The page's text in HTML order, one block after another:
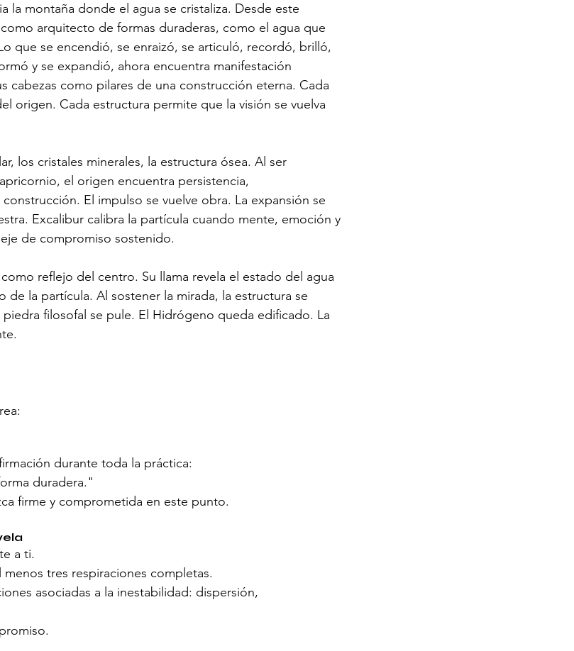
la montaña donde el agua se cristaliza. Desde este
arquitecto de formas duraderas, como el agua que
que se encendió, se enraizó, se articuló, recordó, brilló,
y se expandió, ahora encuentra manifestación
cabezas como pilares de una construcción eterna. Cada
origen. Cada estructura permite que la visión se vuelva
los cristales minerales, la estructura ósea. Al ser
el origen encuentra persistencia,
El impulso se vuelve obra. La expansión se
Excalibur calibra la partícula cuando mente, emoción y
de compromiso sostenido.
reflejo del centro. Su llama revela el estado del agua
de la partícula. Al sostener la mirada, la estructura se
filosofal se pule. El Hidrógeno queda edificado. La
durante toda la práctica:
duradera."
firme y comprometida en este punto.
a ti.
tres respiraciones completas.
asociadas a la inestabilidad: dispersión,